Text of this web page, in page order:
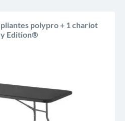
polypro + 1 chariot
Edition®